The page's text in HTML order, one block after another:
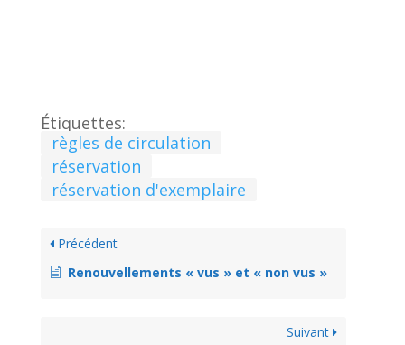
Étiquettes:
règles de circulation
réservation
réservation d'exemplaire
Précédent
Renouvellements « vus » et « non vus »
Suivant